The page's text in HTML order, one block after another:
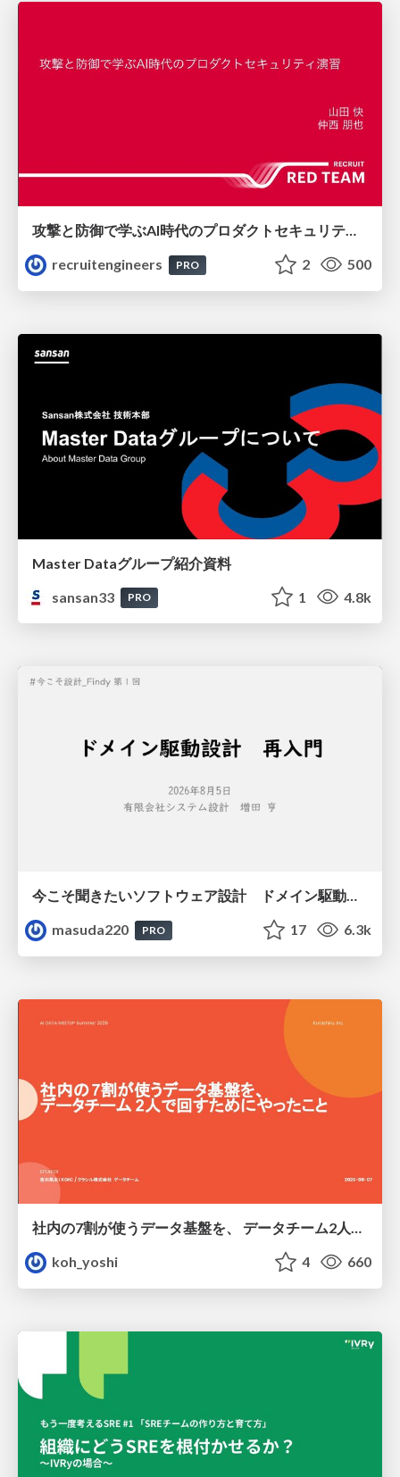
攻撃と防御で学ぶAI時代のプロダクトセキュリティ演習
recruitengineers
PRO 2 500
Master Dataグループ紹介資料
sansan33
PRO 1 4.8k
今こそ聞きたいソフトウェア設計 ドメイン駆動設計再入門
masuda220
PRO 17 6.3k
社内の7割が使うデータ基盤を、 データチーム2人で回すためにやったこと
koh_yoshi
4 660